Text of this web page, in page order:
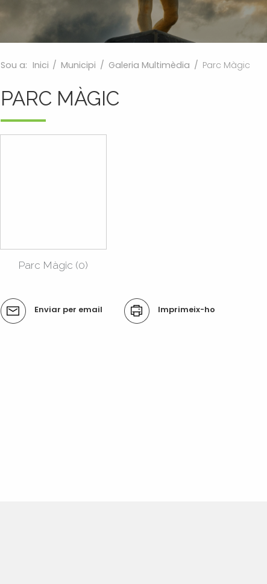
Sou a: Inici / Municipi / Galeria Multimèdia / Parc Màgic
PARC MÀGIC
Parc Màgic (0)
Accions
del
Enviar per email Imprimeix-ho